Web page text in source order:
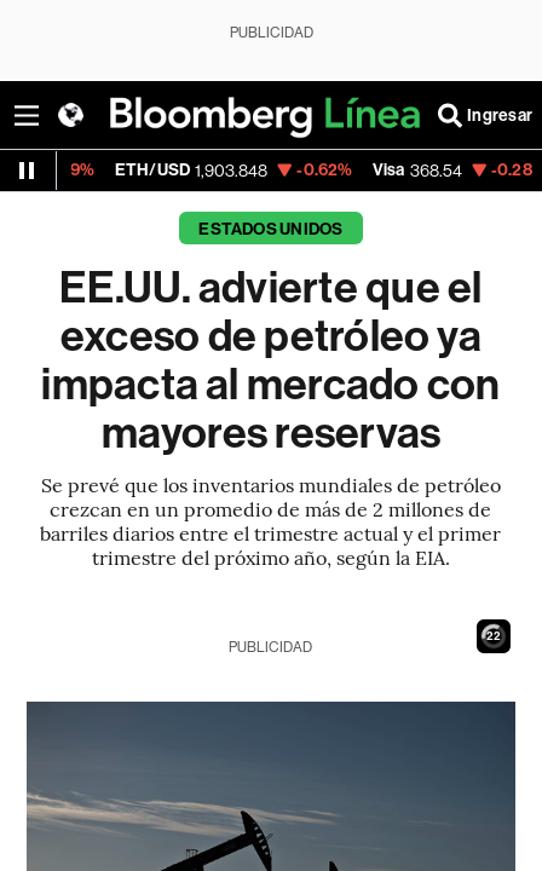
PUBLICIDAD
Ingresar
ETH/USD 1,903.848 -0.62% Visa 368.54 -0.28%
ESTADOS UNIDOS
EE.UU. advierte que el
exceso de petróleo ya
impacta al mercado con
mayores reservas
Se prevé que los inventarios mundiales de petróleo
crezcan en un promedio de más de 2 millones de
barriles diarios entre el trimestre actual y el primer
trimestre del próximo año, según la EIA.
21
PUBLICIDAD